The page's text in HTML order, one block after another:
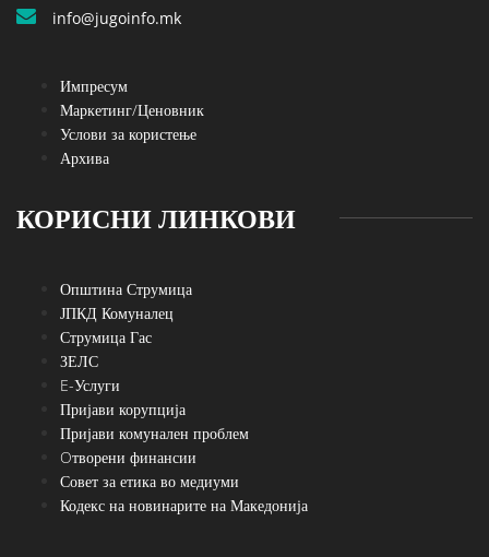
info@jugoinfo.mk
Импресум
Маркетинг/Ценовник
Услови за користење
Архива
КОРИСНИ ЛИНКОВИ
Општина Струмица
ЈПКД Комуналец
Струмица Гас
ЗЕЛС
E-Услуги
Пријави корупција
Пријави комунален проблем
Oтворени финансии
Совет за етика во медиуми
Кодекс на новинарите на Македонија